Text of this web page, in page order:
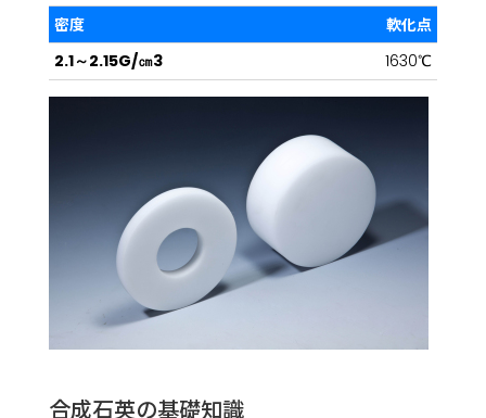
軟化点
1630℃
合成石英の基礎知識